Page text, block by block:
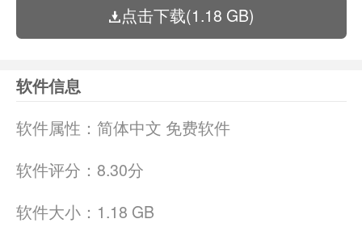
点击下载(1.18 GB)
软件信息
软件属性： 简体中文 免费软件
软件评分： 8.30分
软件大小： 1.18 GB